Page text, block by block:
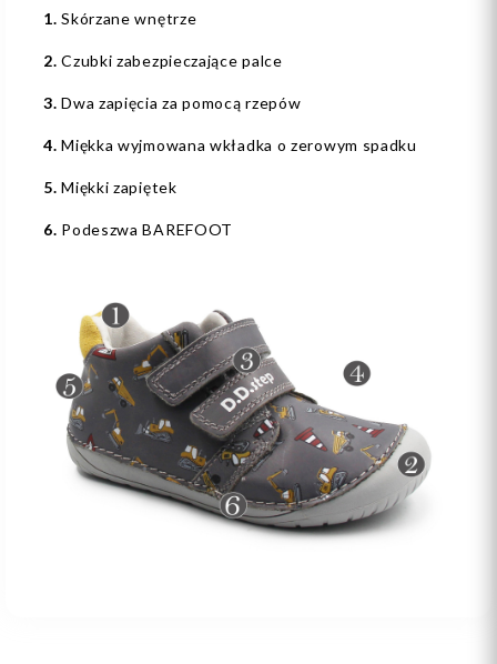
1.Skórzane wnętrze
2.Czubki zabezpieczające palce
3.Dwa zapięcia za pomocą rzepów
4.Miękka wyjmowana wkładka o zerowym spadku
5. Miękki zapiętek
6. Podeszwa BAREFOOT